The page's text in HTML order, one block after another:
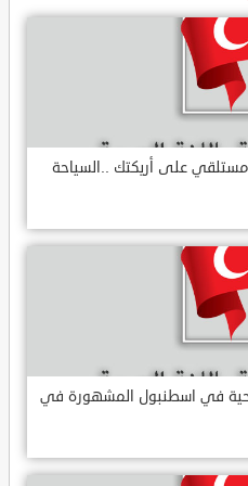
على أريكتك ..السياحة
في اسطنبول المشهورة في